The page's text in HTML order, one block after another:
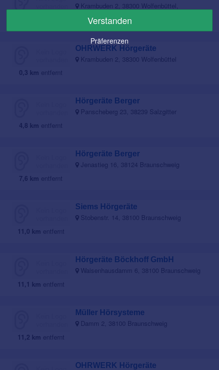
Krambuden 2, 38300 Wolfenbüttel,
0,3 km entfernt
OHRWERK Hörgeräte
Krambuden 2, 38300 Wolfenbüttel
4,8 km entfernt
Hörgeräte Berger
Panscheberg 23, 38239 Salzgitter
7,6 km entfernt
Hörgeräte Berger
Jenastieg 16, 38124 Braunschweig
11,0 km entfernt
Siems Hörgeräte
Stobenstr. 14, 38100 Braunschweig
11,1 km entfernt
Hörgeräte Böckhoff GmbH
Waisenhausdamm 6, 38100 Braunschweig
11,2 km entfernt
Müller Hörsysteme
Damm 2, 38100 Braunschweig
OHRWERK Hörgeräte
Verstanden
Präferenzen